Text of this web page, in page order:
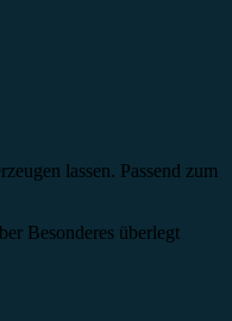
lassen. Passend zum
Besonderes überlegt